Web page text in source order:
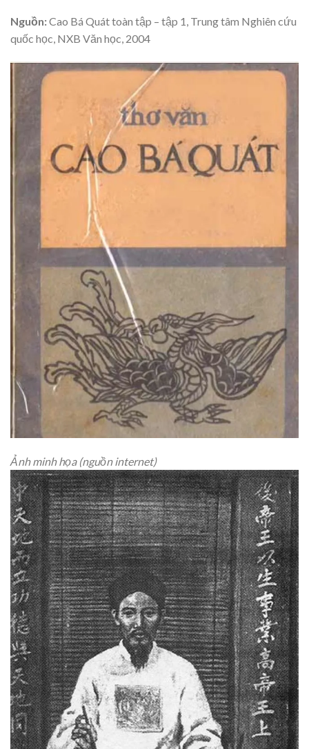
Nguồn:Cao Bá Quát toàn tập – tập 1, Trung tâm Nghiên cứu
quốc học, NXB Văn học, 2004
Ảnh minh họa (nguồn internet)